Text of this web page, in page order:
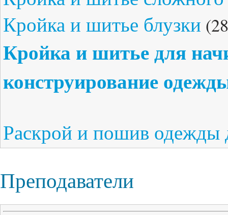
Кройка и шитье блузки
Кройка и шитье для
конструирование
Раскрой и пошив одежды
Преподаватели